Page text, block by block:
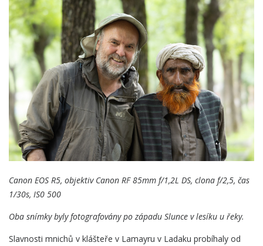
Canon EOS R5, objektiv Canon RF 85mm f/1,2L DS, clona f/2,5, čas
1/30s, IS0 500
Oba snímky byly fotografovány po západu Slunce v lesíku u řeky.
Slavnosti mnichů v klášteře v Lamayru v Ladaku probíhaly od